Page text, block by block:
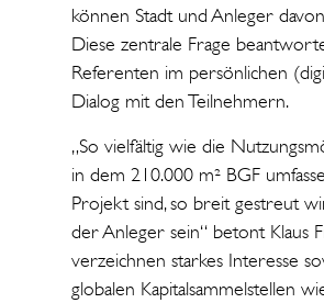
können Stadt und Anleger
Diese zentrale Frage
Referenten im persönlichen
Dialog mit den Teilnehmern.
„So vielfältig wie die
in dem 210.000 m² BGF
Projekt sind, so breit gestreut
der Anleger sein“ betont Klaus
verzeichnen starkes Interesse
globalen Kapitalsammelstellen